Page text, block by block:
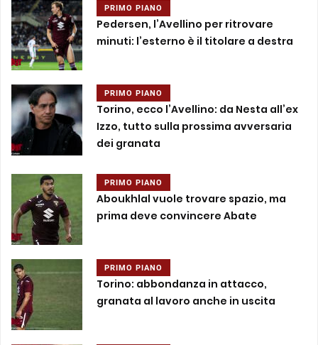
PRIMO PIANO
Pedersen, l’Avellino per ritrovare
minuti: l’esterno è il titolare a destra
PRIMO PIANO
Torino, ecco l’Avellino: da Nesta all’ex
Izzo, tutto sulla prossima avversaria
dei granata
PRIMO PIANO
Aboukhlal vuole trovare spazio, ma
prima deve convincere Abate
PRIMO PIANO
Torino: abbondanza in attacco,
granata al lavoro anche in uscita